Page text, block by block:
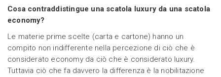
Cosa contraddistingue una scatola luxury da una scatola
economy?
Le materie prime scelte (carta e cartone) hanno un
compito non indifferente nella percezione di ciò che è
considerato economy da ciò che è considerato luxury.
Tuttavia ciò che fa davvero la differenza è la nobilitazione